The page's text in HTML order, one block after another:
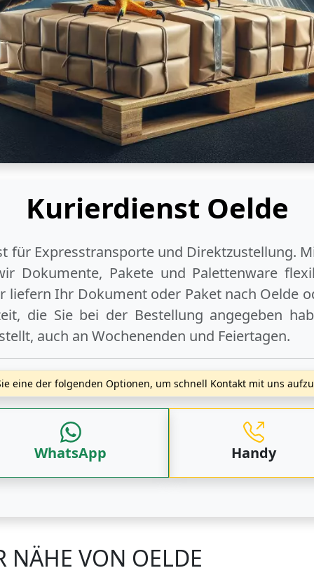
Kurierdienst Oelde
für Expresstransporte und Direktzustellung.
Dokumente, Pakete und Palettenware
liefern Ihr Dokument oder Paket nach Oelde
die Sie bei der Bestellung angegeben
auch an Wochenenden und Feiertagen.
eine der folgenden Optionen, um schnell Kontakt mit uns
WhatsApp Handy
NÄHE VON OELDE